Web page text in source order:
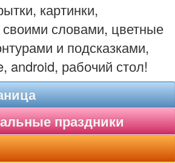
картинки,
словами, цветные
и подсказками,
android, рабочий стол!
праздники